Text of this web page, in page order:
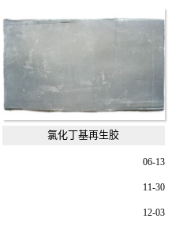
氯化丁基再生胶
06-13
11-30
12-03